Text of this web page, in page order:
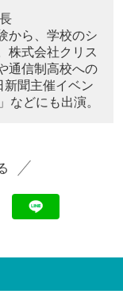
から、学校のシ
株式会社クリス
通信制高校への
新聞主催イベン
などにも出演。